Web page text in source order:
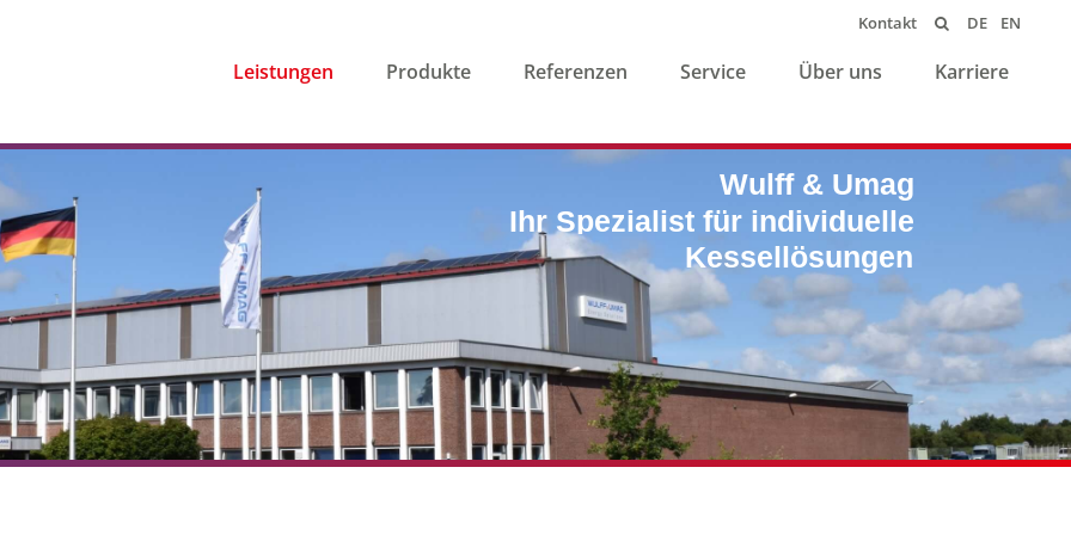
Leistungen Produkte Referenzen Service Über uns
Kontakt
Karriere
 DE EN
made in Germany
seit 1932